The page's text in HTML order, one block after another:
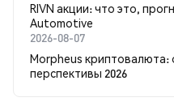
RIVN акции: что это,
Automotive
2026-08-07
Morpheus криптовалюта:
перспективы 2026